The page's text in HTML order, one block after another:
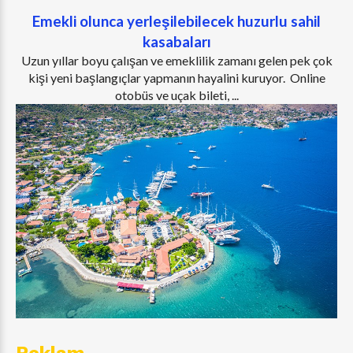
Emekli olunca yerleşilebilecek huzurlu sahil
kasabaları
Uzun yıllar boyu çalışan ve emeklilik zamanı gelen pek çok
kişi yeni başlangıçlar yapmanın hayalini kuruyor. Online
otobüs ve uçak bileti, ...